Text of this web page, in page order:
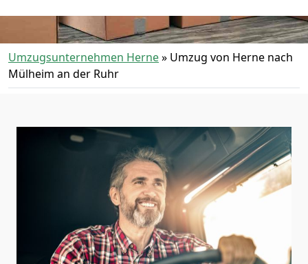
Umzugsunternehmen Herne» Umzug von Herne nach
Mülheim an der Ruhr